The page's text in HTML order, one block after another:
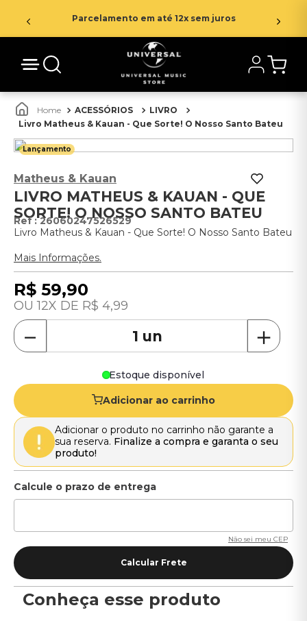
Parcelamento em até 12x sem juros
ACESSÓRIOS
LIVRO
Livro Matheus & Kauan - Que Sorte! O Nosso Santo Bateu
Lançamento
Matheus & Kauan
LIVRO MATHEUS & KAUAN - QUE
SORTE! O NOSSO SANTO BATEU
:26060247526529
Livro Matheus & Kauan - Que Sorte! O Nosso Santo Bateu
Mais Informações.
R$ 59,90
12 R$ 4,99
＋
－
Estoque disponível
Adicionar ao carrinho
Adicionar o produto no carrinho não garante a
sua reserva. Finalize a compra e garanta o seu
produto!
Não sei meu CEP
Conheça esse produto